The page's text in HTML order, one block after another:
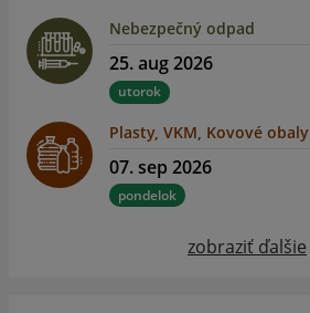
Nebezpečný odpad
25. aug 2026
utorok
Plasty, VKM, Kovové obaly
07. sep 2026
pondelok
zobraziť ďalšie